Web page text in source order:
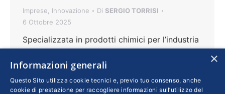
Imprese, Innovazione Di SERGIO TORRISI
6 Ottobre 2025
Specializzata in prodotti chimici per l’industria
trattamento acque industriali, svernicianti e
adesivi e sigillanti innovativi – il gruppo con
×
Informazioni generali
Questo Sito utilizza cookie tecnici e, previo tuo consenso, anche
cookie di prestazione per raccogliere informazioni sull’utilizzo del